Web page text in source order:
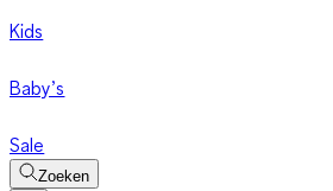
Kids
Baby’s
Sale
Zoeken